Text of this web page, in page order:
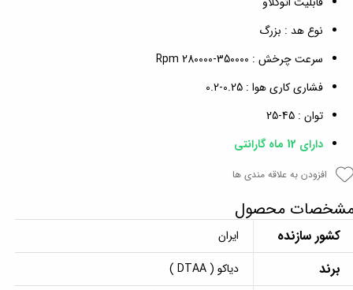
نوع هد : بزرگ
سرعت چرخش : 350000-280000 Rpm
فشاری کاری هوا : 0.25-0.2
توان : 45-25
دارای 12 ماه گارانتی
افزودن به علاقه مندی ها
محصول
کشور سازنده ایران
برند دیاکو ( DTAA )